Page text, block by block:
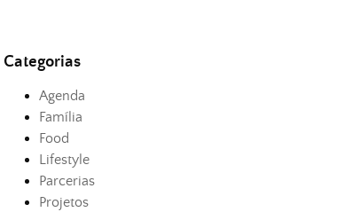
Categorias
Agenda
Família
Food
Lifestyle
Parcerias
Projetos